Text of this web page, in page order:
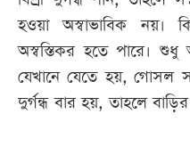
বিভাগ
হওয়া অস্বাভাবিক নয়।
অস্বস্তিকর হতে পারে।
যেখানে যেতে হয়, গোসল
দুর্গন্ধ বার হয়, তাহলে